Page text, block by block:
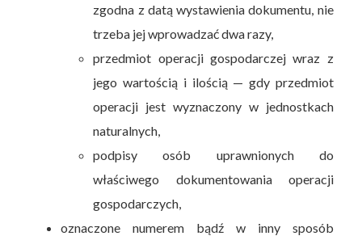
zgodna z datą wystawienia dokumentu, nie
trzeba jej wprowadzać dwa razy,
przedmiot operacji gospodarczej wraz z
jego wartością i ilością — gdy przedmiot
operacji jest wyznaczony w jednostkach
naturalnych,
podpisy osób uprawnionych do
właściwego dokumentowania operacji
gospodarczych,
oznaczone numerem bądź w inny sposób